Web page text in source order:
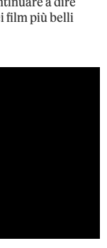
film più belli